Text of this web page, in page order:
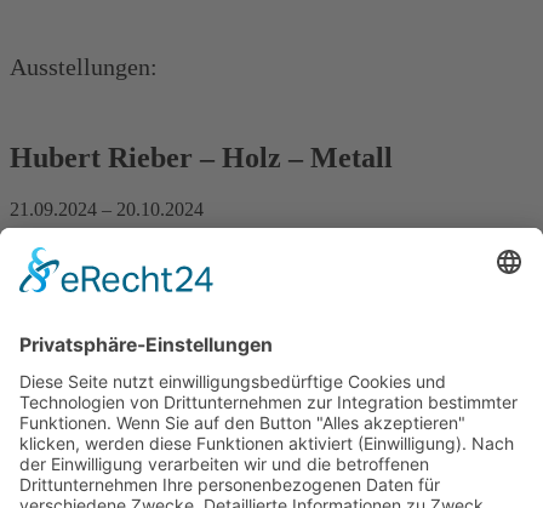
Ausstellungen:
Hubert Rieber – Holz – Metall
21.09.2024 – 20.10.2024
Galerie der Stadt Tuttlingen
78532 Tuttlingen
Weitere Informationen
Hubert Rieber. Menschenbilder – Köpfe